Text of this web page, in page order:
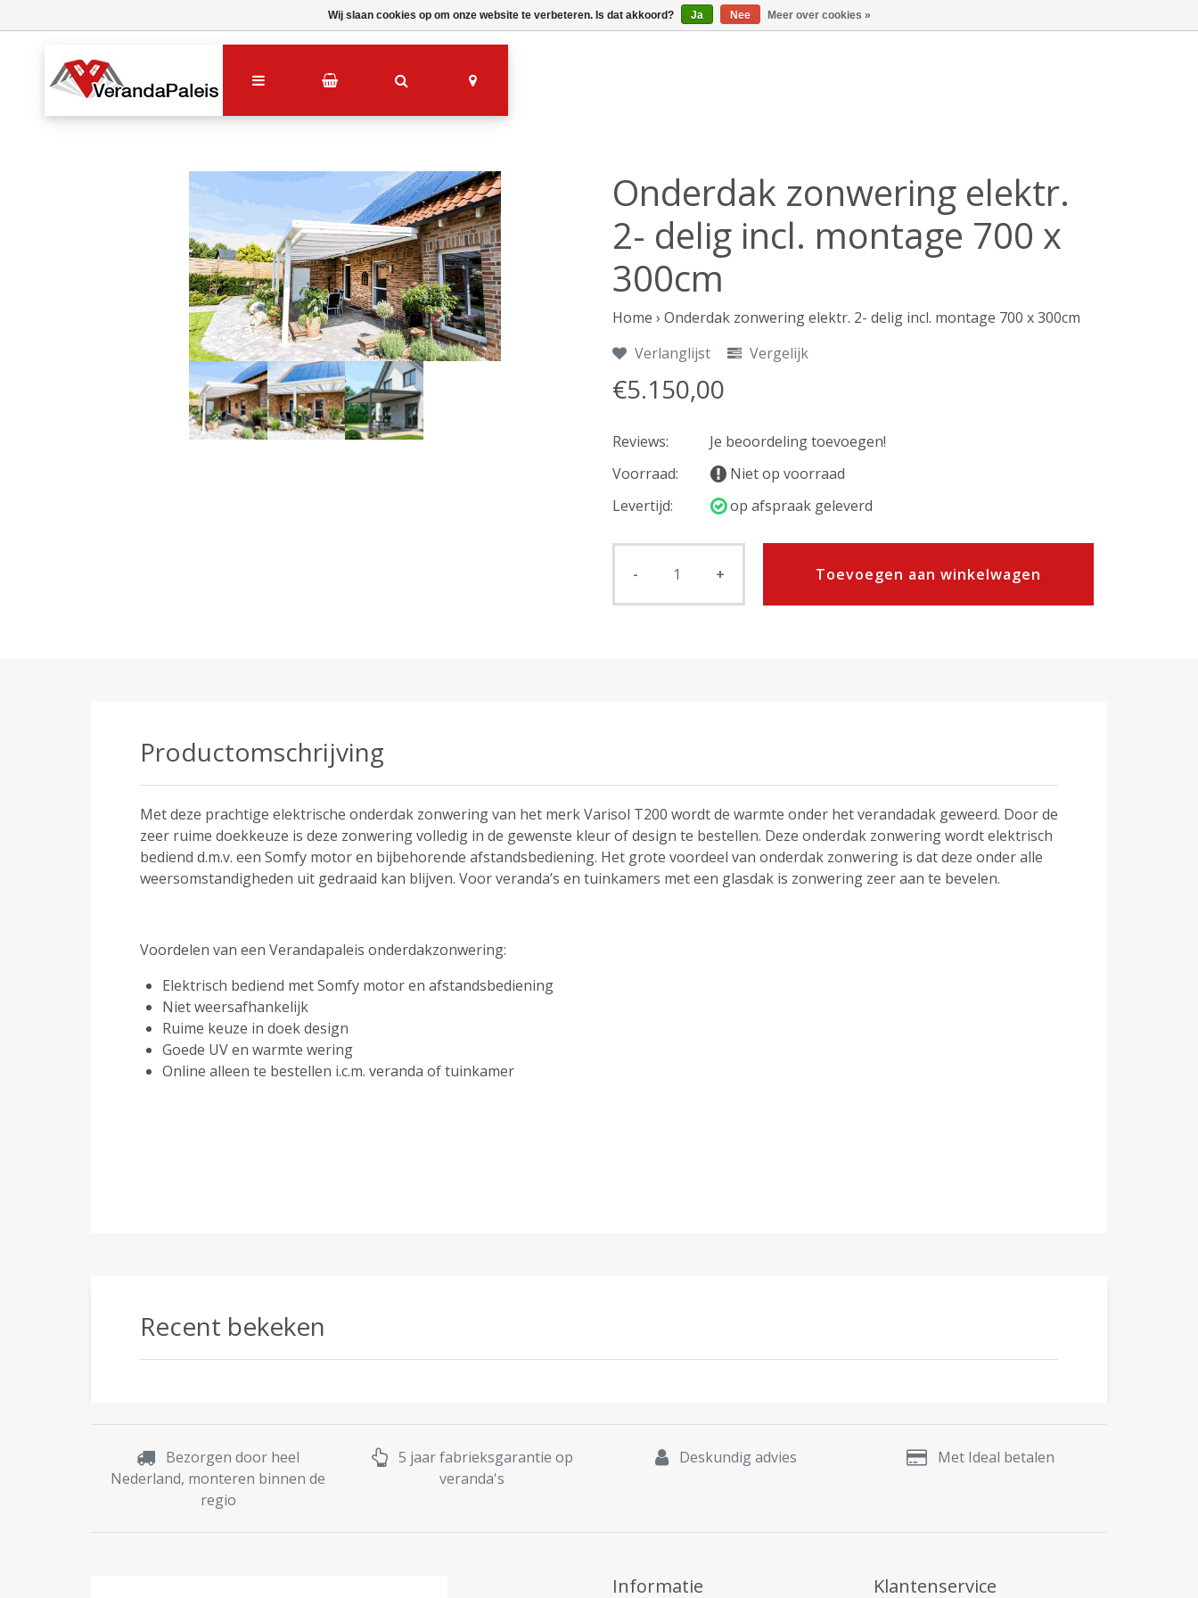
Onderdak zonwering elektr.
2- delig incl. montage 700 x
300cm
Home › Onderdak zonwering elektr. 2- delig incl. montage 700 x 300cm
Verlanglijst
Vergelijk
€5.150,00
Reviews:
Je beoordeling toevoegen!
Voorraad:
Niet op voorraad
Levertijd:
op afspraak geleverd
- + Toevoegen aan winkelwagen
Productomschrijving
Met deze prachtige elektrische onderdak zonwering van het merk Varisol T200 wordt de warmte onder het verandadak geweerd. Door de
zeer ruime doekkeuze is deze zonwering volledig in de gewenste kleur of design te bestellen. Deze onderdak zonwering wordt elektrisch
bediend d.m.v. een Somfy motor en bijbehorende afstandsbediening. Het grote voordeel van onderdak zonwering is dat deze onder alle
weersomstandigheden uit gedraaid kan blijven. Voor veranda’s en tuinkamers met een glasdak is zonwering zeer aan te bevelen.
Voordelen van een Verandapaleis onderdakzonwering:
Elektrisch bediend met Somfy motor en afstandsbediening
Niet weersafhankelijk
Ruime keuze in doek design
Goede UV en warmte wering
Online alleen te bestellen i.c.m. veranda of tuinkamer
Recent bekeken
Bezorgen door heel
Nederland, monteren binnen de
regio
5 jaar fabrieksgarantie op
veranda's
Deskundig advies Met Ideal betalen
Informatie Klantenservice
Wij slaan cookies op om onze website te verbeteren. Is dat akkoord? Ja Nee Meer over cookies »